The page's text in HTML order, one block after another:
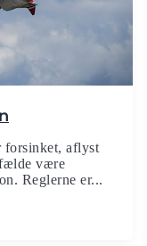
forsinket, aflyst
være
Reglerne er...